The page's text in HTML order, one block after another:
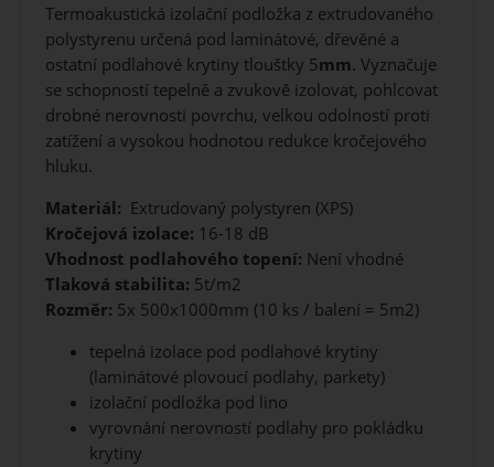
Termoakustická izolační podložka z extrudovaného
polystyrenu určená pod laminátové, dřevěné a
ostatní podlahové krytiny tlouštky 5mm. Vyznačuje
se schopností tepelně a zvukově izolovat, pohlcovat
drobné nerovnosti povrchu, velkou odolností proti
zatížení a vysokou hodnotou redukce kročejového
hluku.
Materiál: Extrudovaný polystyren (XPS)
Kročejová izolace: 16-18 dB
Vhodnost podlahového topení: Není vhodné
Tlaková stabilita: 5t/m2
Rozměr: 5x 500x1000mm (10 ks / balení = 5m2)
tepelná izolace pod podlahové krytiny
(laminátové plovoucí podlahy, parkety)
izolační podložka pod lino
vyrovnání nerovností podlahy pro pokládku
krytiny